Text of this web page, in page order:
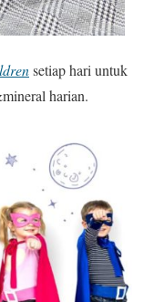
setiap hari untuk
harian.